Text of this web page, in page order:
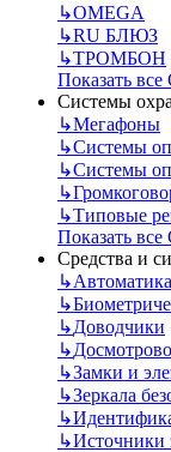
↳OMEGA
↳RU БЛЮЗ
↳ТРОМБОН
Показать
Системы
↳Мегафоны
↳Системы
↳Системы
↳
↳Типовые
Показать
Средства и
↳
↳
↳Доводчики
↳
↳Замки и
↳Зеркала
↳
↳Источники